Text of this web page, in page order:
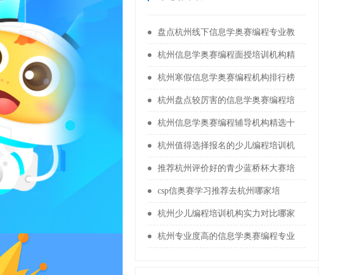
盘点杭州线下信息学奥赛编程专业教
杭州信息学奥赛编程面授培训机构精
杭州寒假信息学奥赛编程机构排行榜
杭州盘点较厉害的信息学奥赛编程培
杭州信息学奥赛编程辅导机构精选十
杭州值得选择报名的少儿编程培训机
推荐杭州评价好的青少蓝桥杯大赛培
csp信奥赛学习推荐去杭州哪家培
杭州少儿编程培训机构实力对比哪家
杭州专业度高的信息学奥赛编程专业